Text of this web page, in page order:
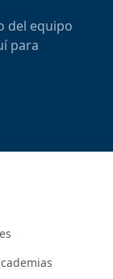
del equipo
para